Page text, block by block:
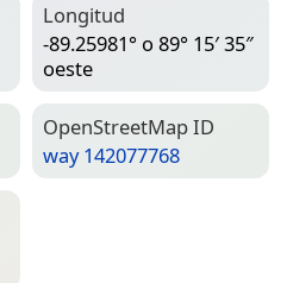
Longitud
-89.25981° o 89° 15′ 35″
oeste
Open­Street­Map ID
way 142077768